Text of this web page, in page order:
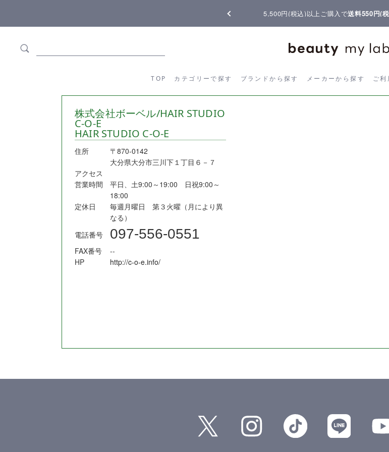
5,500円(税込)以上ご購入で送料550円(
TOP カテゴリーで探す ブランドから探す メーカーから探す ご利
カテゴリーから探す ブランドから探す メーカーから探す
株式会社ボーベル/HAIR STUDIO
C-O-E
HAIR STUDIO C-O-E
住所
〒870-0142
大分県大分市三川下１丁目６－７
アクセス
営業時間
平日、土9:00～19:00 日祝9:00～
18:00
定休日
毎週月曜日 第３火曜（月により異
なる）
電話番号
097-556-0551
FAX番号
--
HP
http://c-o-e.info/